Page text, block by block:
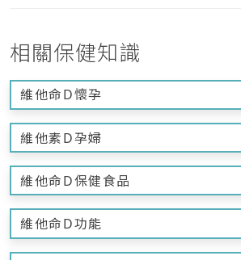
相關保健知識
維他命D懷孕
維他素D孕婦
維他命D保健食品
維他命D功能